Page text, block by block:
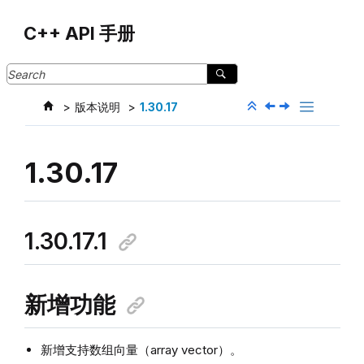
C++ API 手册
版本说明 1.30.17
1.30.17
1.30.17.1
新增功能
新增支持数组向量（array vector）。